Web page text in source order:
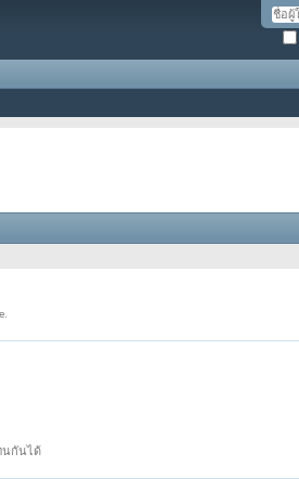
นกันได้